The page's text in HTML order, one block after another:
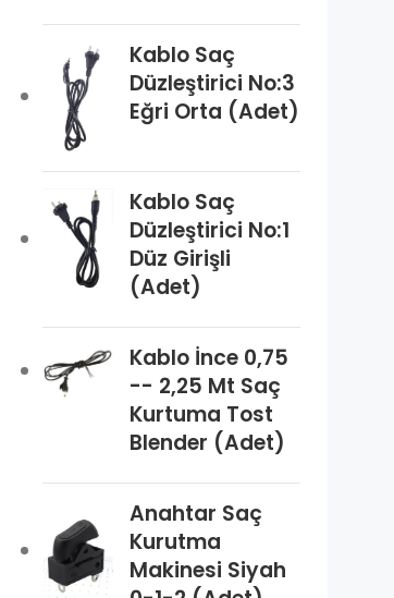
Aspiratör
Davlumbaz
Ampül
Kablo Saç
Düzleştirici No:3
Eğri Orta (Adet)
Kablo Saç
Düzleştirici No:1
Düz Girişli
(Adet)
Kablo İnce 0,75
-- 2,25 Mt Saç
Kurtuma Tost
Blender (Adet)
Anahtar Saç
Kurutma
Makinesi Siyah